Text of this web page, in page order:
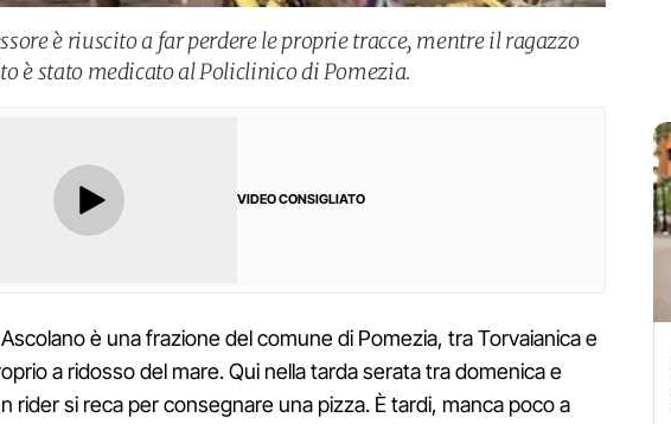
è riuscito a far perdere le proprie tracce, mentre il ragazzo
è stato medicato al Policlinico di Pomezia.
VIDEO CONSIGLIATO
è una frazione del comune di Pomezia, tra Torvaianica e
a ridosso del mare. Qui nella tarda serata tra domenica e
rider si reca per consegnare una pizza. È tardi, manca poco a